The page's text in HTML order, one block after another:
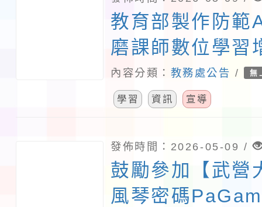
教育部製作防範
磨課師數位學習
內容分類： 教務處公告 / 無
學習 資訊 宣導
發佈時間：2026-05-09 /
鼓勵參加【武營
風琴密碼